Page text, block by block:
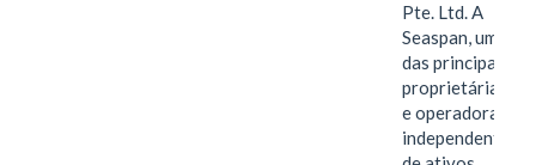
Pte. Ltd. A
Seaspan, uma
das principais
proprietárias
e operadoras
independentes